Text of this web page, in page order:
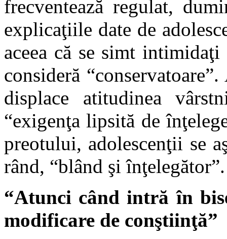
frecventează regulat,
explicaţiile date de
aceea că se simt
consideră
displace atitudinea
“exigenţa lipsită de
preotului, adolescenţii se
rând, “blând şi înţelegător”.
“Atunci când intră în
modificare de conştiinţă”